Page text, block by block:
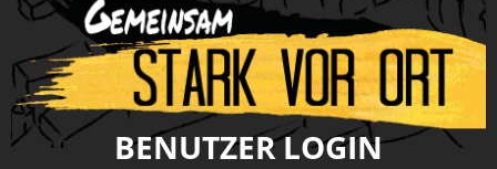
BENUTZER LOGIN